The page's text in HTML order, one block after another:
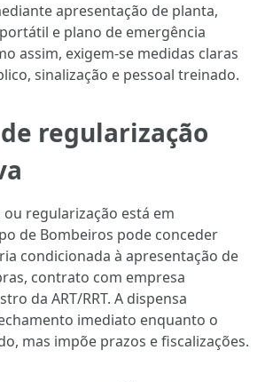
apresentação de planta,
e plano de emergência
assim, exigem-se medidas claras
sinalização e pessoal treinado.
regularização
regularização está em
de Bombeiros pode conceder
condicionada à apresentação de
contrato com empresa
da ART/RRT. A dispensa
imediato enquanto o
mas impõe prazos e fiscalizações.